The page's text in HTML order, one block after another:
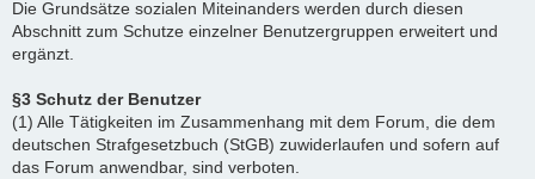
Die Grundsätze sozialen Miteinanders werden durch diesen
Abschnitt zum Schutze einzelner Benutzergruppen erweitert und
ergänzt.
§3 Schutz der Benutzer
(1) Alle Tätigkeiten im Zusammenhang mit dem Forum, die dem
deutschen Strafgesetzbuch (StGB) zuwiderlaufen und sofern auf
das Forum anwendbar, sind verboten.